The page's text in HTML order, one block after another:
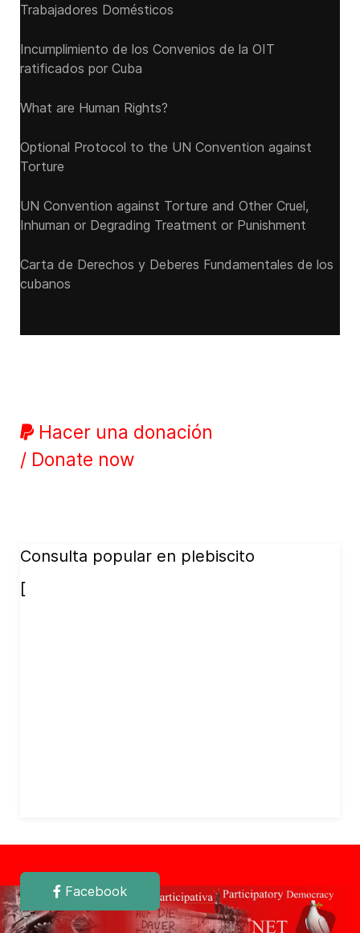
Trabajadores Domésticos
Incumplimiento de los Convenios de la OIT
ratificados por Cuba
What are Human Rights?
Optional Protocol to the UN Convention against
Torture
UN Convention against Torture and Other Cruel,
Inhuman or Degrading Treatment or Punishment
Carta de Derechos y Deberes Fundamentales de los
cubanos
Hacer una donación
/ Donate now
Consulta popular en plebiscito
[
Facebook